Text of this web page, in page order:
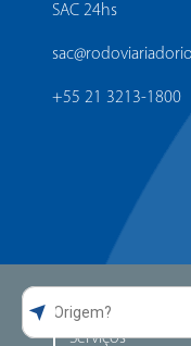
SAC 24hs
+55 21 3213-1800
Guia da
Serviços